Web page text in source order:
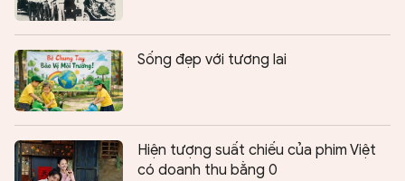
Sống đẹp với tương lai
Hiện tượng suất chiếu của phim Việt
có doanh thu bằng 0